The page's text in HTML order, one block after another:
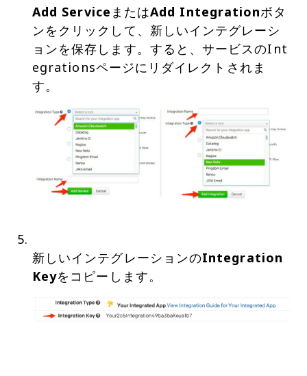
Add Service またはAdd Integrationボタ
ンをクリックして、新しいインテグレーシ
ョンを保存します。すると、サービスのInt
egrationsページにリダイレクトされま
新しいインテグレーションのIntegration
Key